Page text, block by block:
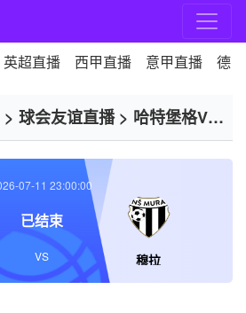
英超直播 西甲直播 意甲直播 德
> 球会友谊直播> 哈特堡格VS
穆拉
07-11 23:00:00
已结束
VS